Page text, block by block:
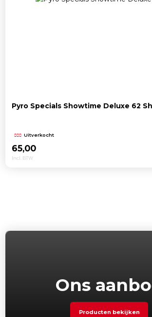
Pyro Specials Showtime Deluxe 62
Uitverkocht
65,00
Incl. BTW
Ons
Producten bekijken